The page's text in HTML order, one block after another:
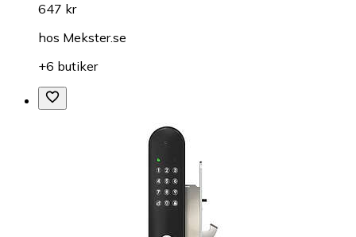
647 kr
hos Mekster.se
+6 butiker